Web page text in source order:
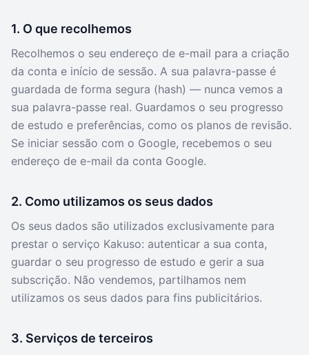
1. O que recolhemos
Recolhemos o seu endereço de e-mail para a criação
da conta e início de sessão. A sua palavra-passe é
guardada de forma segura (hash) — nunca vemos a
sua palavra-passe real. Guardamos o seu progresso
de estudo e preferências, como os planos de revisão.
Se iniciar sessão com o Google, recebemos o seu
endereço de e-mail da conta Google.
2. Como utilizamos os seus dados
Os seus dados são utilizados exclusivamente para
prestar o serviço Kakuso: autenticar a sua conta,
guardar o seu progresso de estudo e gerir a sua
subscrição. Não vendemos, partilhamos nem
utilizamos os seus dados para fins publicitários.
3. Serviços de terceiros